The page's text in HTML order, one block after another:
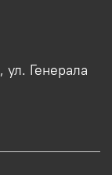
Генерала